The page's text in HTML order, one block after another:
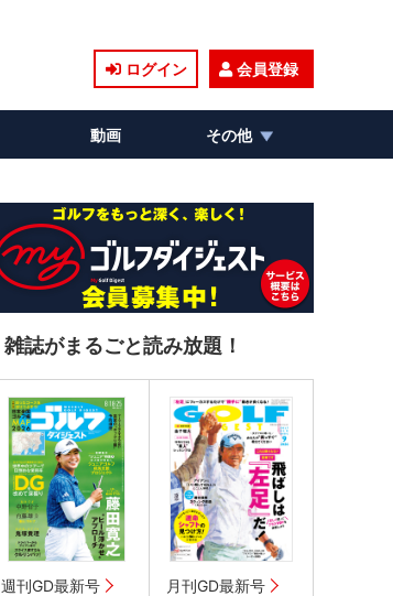
ログイン 会員登録
動画 その他
雑誌がまるごと読み放題！
週刊GD最新号 月刊GD最新号